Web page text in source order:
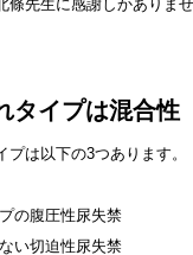
條先生に感謝しかありま
タイプは混合性
は以下の3つあります。
の腹圧性尿失禁
い切迫性尿失禁